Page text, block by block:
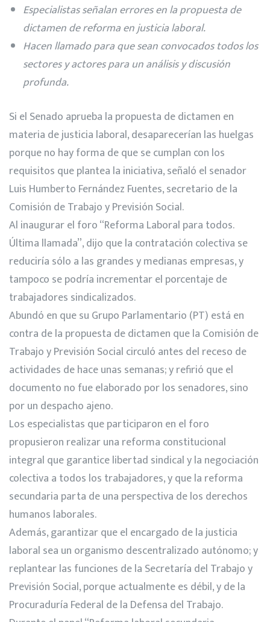
Especialistas señalan errores en la propuesta de
dictamen de reforma en justicia laboral.
Hacen llamado para que sean convocados todos los
sectores y actores para un análisis y discusión
profunda.
Si el Senado aprueba la propuesta de dictamen en
materia de justicia laboral, desaparecerían las huelgas
porque no hay forma de que se cumplan con los
requisitos que plantea la iniciativa, señaló el senador
Luis Humberto Fernández Fuentes, secretario de la
Comisión de Trabajo y Previsión Social.
Al inaugurar el foro “Reforma Laboral para todos.
Última llamada”, dijo que la contratación colectiva se
reduciría sólo a las grandes y medianas empresas, y
tampoco se podría incrementar el porcentaje de
trabajadores sindicalizados.
Abundó en que su Grupo Parlamentario (PT) está en
contra de la propuesta de dictamen que la Comisión de
Trabajo y Previsión Social circuló antes del receso de
actividades de hace unas semanas; y refirió que el
documento no fue elaborado por los senadores, sino
por un despacho ajeno.
Los especialistas que participaron en el foro
propusieron realizar una reforma constitucional
integral que garantice libertad sindical y la negociación
colectiva a todos los trabajadores, y que la reforma
secundaria parta de una perspectiva de los derechos
humanos laborales.
Además, garantizar que el encargado de la justicia
laboral sea un organismo descentralizado autónomo; y
replantear las funciones de la Secretaría del Trabajo y
Previsión Social, porque actualmente es débil, y de la
Procuraduría Federal de la Defensa del Trabajo.